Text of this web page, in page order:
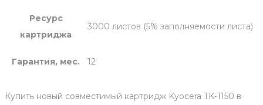
Ресурс
картриджа
3000 листов (5% заполняемости листа)
Гарантия, мес. 12
Купить новый совместимый картридж Kyocera TK-1150 в